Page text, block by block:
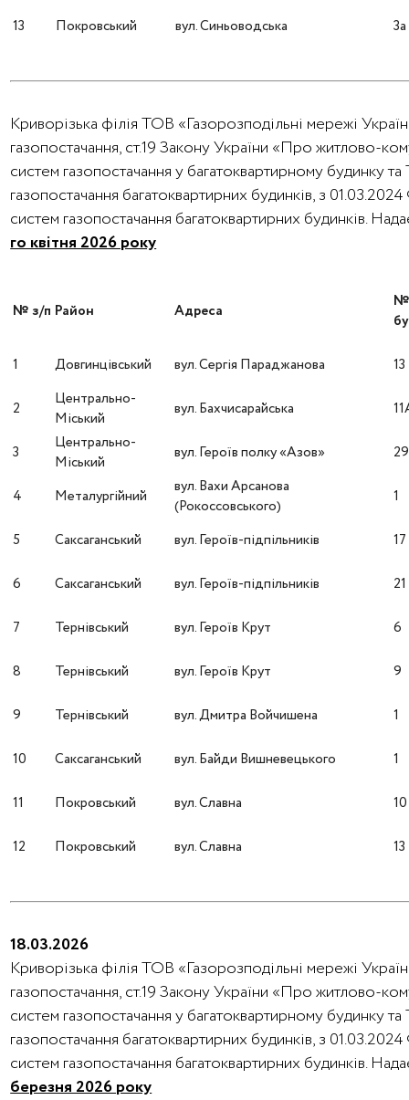
13 Покровський вул. Синьоводська 3а
Криворізька філія ТОВ «Газорозподільні мережі
газопостачання, ст.19 Закону України «Про житлово-
систем газопостачання у багатоквартирному будинку
газопостачання багатоквартирних будинків, з
систем газопостачання багатоквартирних будинків.
го квітня 2026 року
№ з/п Район Адреса
1 Довгинцівський вул. Сергія Параджанова 13
2
Центрально-
Міський
вул. Бахчисарайська
3
Центрально-
Міський
вул. Героїв полку «Азов» 29
4 Металургійний
вул. Вахи Арсанова
(Рокоссовського)
1
5 Саксаганський вул. Героїв-підпільників 17
6 Саксаганський вул. Героїв-підпільників 21
7 Тернівський вул. Героїв Крут 6
8 Тернівський вул. Героїв Крут 9
9 Тернівський вул. Дмитра Войчишена 1
10 Саксаганський вул. Байди Вишневецького 1
11 Покровський вул. Славна 10
12 Покровський вул. Славна 13
18.03.2026
Криворізька філія ТОВ «Газорозподільні мережі
газопостачання, ст.19 Закону України «Про житлово-
систем газопостачання у багатоквартирному будинку
газопостачання багатоквартирних будинків, з
систем газопостачання багатоквартирних будинків.
березня 2026 року